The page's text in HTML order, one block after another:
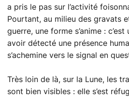
a pris le pas sur l’activité
Pourtant, au milieu des gravats
guerre, une forme s’anime :
avoir détecté une présence
s’achemine vers le signal en
Très loin de là, sur la Lune, les
sont bien visibles : elle s’est